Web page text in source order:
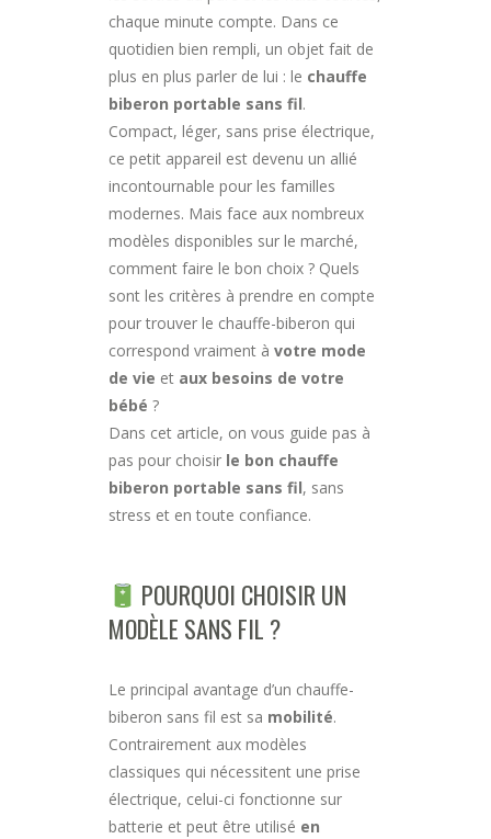
chaque minute compte. Dans ce
quotidien bien rempli, un objet fait de
plus en plus parler de lui : le chauffe
biberon portable sans fil.
Compact, léger, sans prise électrique,
ce petit appareil est devenu un allié
incontournable pour les familles
modernes. Mais face aux nombreux
modèles disponibles sur le marché,
comment faire le bon choix ? Quels
sont les critères à prendre en compte
pour trouver le chauffe-biberon qui
correspond vraiment à votre mode
de vie et aux besoins de votre
bébé ?
Dans cet article, on vous guide pas à
pas pour choisir le bon chauffe
biberon portable sans fil, sans
stress et en toute confiance.
POURQUOI CHOISIR UN
MODÈLE SANS FIL ?
Le principal avantage d’un chauffe-
biberon sans fil est sa mobilité.
Contrairement aux modèles
classiques qui nécessitent une prise
électrique, celui-ci fonctionne sur
batterie et peut être utilisé en